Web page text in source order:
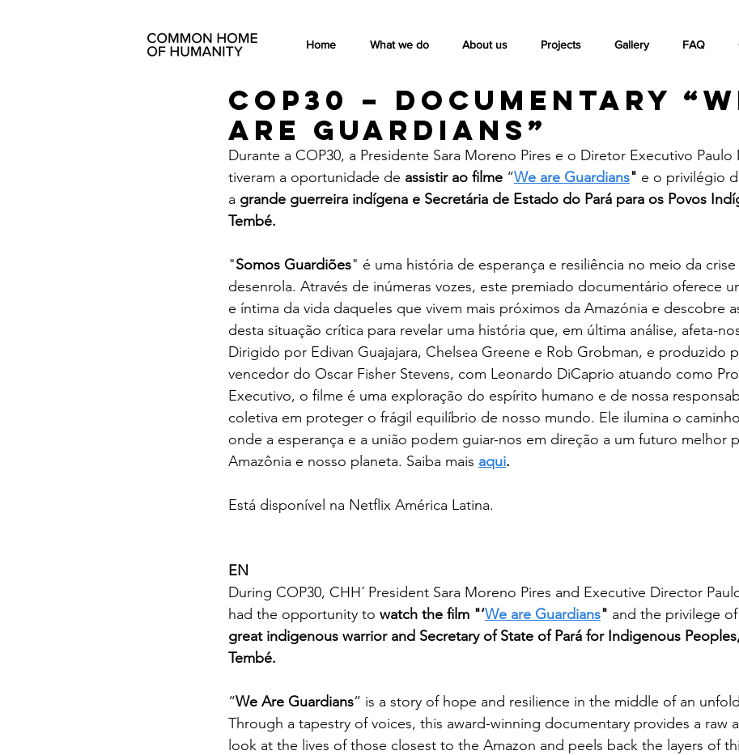
Home What we do About us Projects Gallery FAQ
COP30 – Documentary
are Guardians”
Durante a COP30, a Presidente Sara Moreno Pires e o Diretor Executivo Paulo
tiveram a oportunidade de assistir ao filme “We are Guardians" e o privilégio
a grande guerreira indígena e Secretária de Estado do Pará para os Povos
Tembé.
"Somos Guardiões" é uma história de esperança e resiliência no meio da
desenrola. Através de inúmeras vozes, este premiado documentário oferece
e íntima da vida daqueles que vivem mais próximos da Amazónia e descobre
desta situação crítica para revelar uma história que, em última análise, afeta-
Dirigido por Edivan Guajajara, Chelsea Greene e Rob Grobman, e produzido
vencedor do Oscar Fisher Stevens, com Leonardo DiCaprio atuando como
Executivo, o filme é uma exploração do espírito humano e de nossa
coletiva em proteger o frágil equilíbrio de nosso mundo. Ele ilumina o
onde a esperança e a união podem guiar-nos em direção a um futuro melhor
Amazônia e nosso planeta. Saiba mais aqui.
Está disponível na Netflix América Latina.
EN
During COP30, CHH´ President Sara Moreno Pires and Executive Director
had the opportunity to watch the film "‘We are Guardians" and the privilege
great indigenous warrior and Secretary of State of Pará for Indigenous
Tembé.
“We Are Guardians” is a story of hope and resilience in the middle of an
Through a tapestry of voices, this award-winning documentary provides a raw
look at the lives of those closest to the Amazon and peels back the layers of